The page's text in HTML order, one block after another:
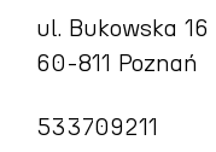
ul. Bukowska 16
60-811 Poznań
533709211